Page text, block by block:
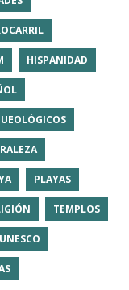
HISPANIDAD
PLAYAS
TEMPLOS
UNESCO